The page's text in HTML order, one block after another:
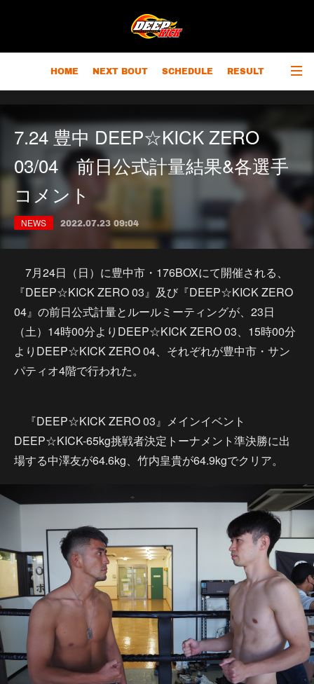
HOME NEXT BOUT SCHEDULE RESULT
7.24 豊中 DEEP☆KICK ZERO
03/04 前日公式計量結果&各選手
コメント
NEWS 2022.07.23 09:04
7月24日（日）に豊中市・176BOXにて開催される、
『DEEP☆KICK ZERO 03』及び『DEEP☆KICK ZERO
04』の前日公式計量とルールミーティングが、23日
（土）14時00分よりDEEP☆KICK ZERO 03、15時00分
よりDEEP☆KICK ZERO 04、それぞれが豊中市・サン
パティオ4階で行われた。
『DEEP☆KICK ZERO 03』メインイベント
DEEP☆KICK-65kg挑戦者決定トーナメント準決勝に出
場する中澤友が64.6kg、竹内皇貴が64.9kgでクリア。